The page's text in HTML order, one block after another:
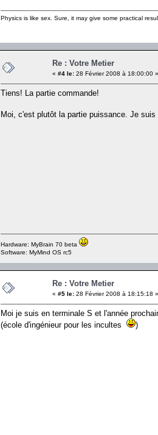
Physics is like sex. Sure, it may give some practical
Re : Votre Metier
« #4 le: 28 Février 2008 à 18:00:00 »
Tiens! La partie commande!
Moi, c'est plutôt la partie puissance. Je
Hardware: MyBrain 70 beta
Software: MyMind OS rc5
Re : Votre Metier
« #5 le: 28 Février 2008 à 18:15:18 »
Moi je suis en terminale S et l'année
(école d'ingénieur pour les incultes
)